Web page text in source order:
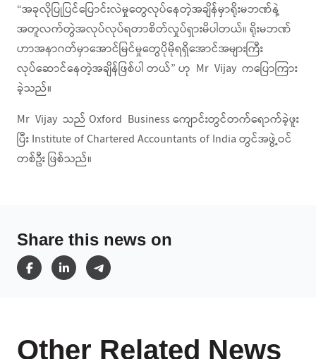
“အခုလိုပြုပြင်ပြောင်းလဲမှုတွေလုပ်နေတဲ့အချိန်မှာရိုးမဘဏ်နဲ့
အတူလက်တွဲအလုပ်လုပ်ရတာစိတ်လှုပ်ရှားမိပါတယ်။ ရိုးမဘဏ်
ဟာအနာဂတ်မှာအောင်မြင်မှုတွေပိုမိုရရှိအောင်အများကြီး
လုပ်ဆောင်နေတဲ့အချိန်ဖြစ်ပါ တယ်” ဟု Mr Vijay ကပြောကြား
ခဲ့သည်။
Mr Vijay သည် Oxford Business ကျောင်းတွင်တက်ရောက်ခဲ့ဖူး
ပြီး Institute of Chartered Accountants of India တွင်အဖွဲ့ဝင်
တစ်ဦး ဖြစ်သည်။
Share this news on
Other Related News